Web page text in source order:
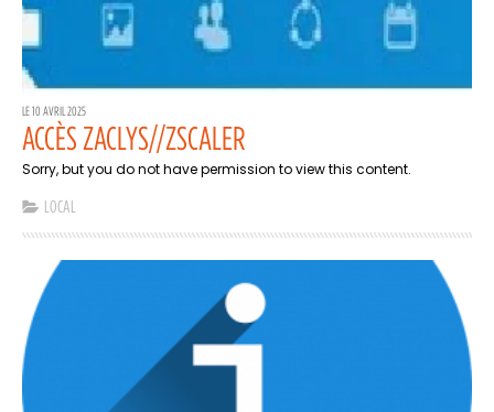
LE 10 AVRIL 2025
ACCÈS ZACLYS//ZSCALER
Sorry, but you do not have permission to view this content.
LOCAL